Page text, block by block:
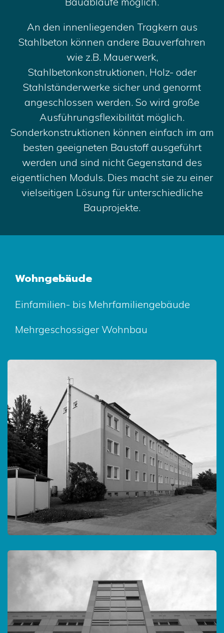
An den innenliegenden Tragkern aus
Stahlbeton können andere Bauverfahren
wie z.B. Mauerwerk,
Stahlbetonkonstruktionen, Holz- oder
Stahlständerwerke sicher und genormt
angeschlossen werden. So wird große
Ausführungsflexibilität möglich.
Sonderkonstruktionen können einfach im am
besten geeigneten Baustoff ausgeführt
werden und sind nicht Gegenstand des
eigentlichen Moduls. Dies macht sie zu einer
vielseitigen Lösung für unterschiedliche
Bauprojekte.
Wohngebäude
Einfamilien- bis Mehrfamiliengebäude
Mehrgeschossiger Wohnbau